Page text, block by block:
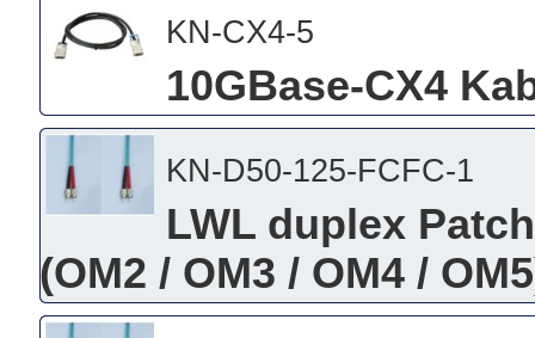
KN-CX4-5
10GBase-CX4
KN-D50-125-FCFC-1
LWL duplex
(OM2 / OM3 / OM4 /